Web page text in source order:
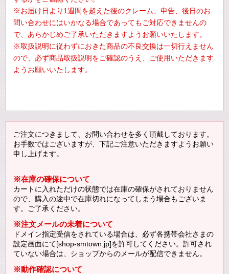
※お届け日より1週間を超えた後のクレーム、申告、後日のお
問い合わせにはいかなる場合であってもご対応できませんの
で、あらかじめご了承いただきますようお願いいたします。
※取扱説明に従わずにおきた商品の不良交換は一切行えません
ので、必ず商品取扱説明をご確認のうえ、ご使用いただきます
ようお願いいたします。
ご注文につきまして、お問い合わせを多く頂戴しております。
お手数ではございますが、下記ご注意いただきますようお願い
申し上げます。
※在庫の確保について
カートに入れただけの状態では在庫の確保がされておりません
ので、購入の途中で在庫切れになってしまう場合もございま
す。ご了承ください。
※注文メールの未着について
ドメイン指定受信をされている場合は、必ず各携帯会社さまの
設定画面にて[shop-smtown.jp]を許可してください。許可され
ていない場合は、ショップからのメールが配信できません。
※動作確認について